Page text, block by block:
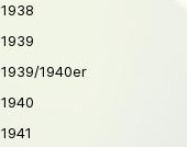
1938
1939
1939/1940er
1940
1941